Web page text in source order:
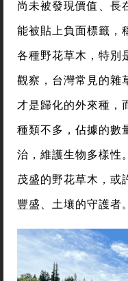
尚未被發現價值、長
能被貼上負面標籤，
各種野花草木，特別
觀察，台灣常見的雜
才是歸化的外來種，
種類不多，佔據的數
治，維護生物多樣性
茂盛的野花草木，或
豐盛、土壤的守護者。